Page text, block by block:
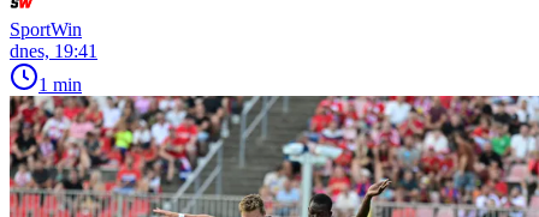
SportWin
dnes, 19:41
1 min